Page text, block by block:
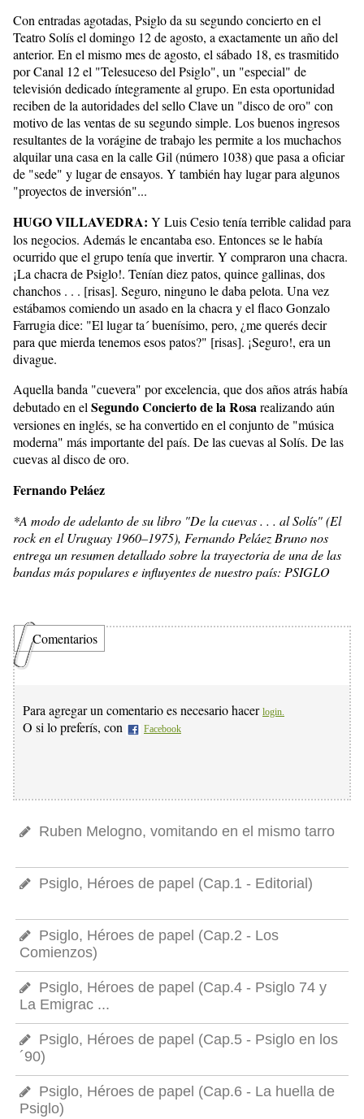
Con entradas agotadas, Psiglo da su segundo concierto en el
Teatro Solís el domingo 12 de agosto, a exactamente un año del
anterior. En el mismo mes de agosto, el sábado 18, es trasmitido
por Canal 12 el "Telesuceso del Psiglo", un "especial" de
televisión dedicado íntegramente al grupo. En esta oportunidad
reciben de la autoridades del sello Clave un "disco de oro" con
motivo de las ventas de su segundo simple. Los buenos ingresos
resultantes de la vorágine de trabajo les permite a los muchachos
alquilar una casa en la calle Gil (número 1038) que pasa a oficiar
de "sede" y lugar de ensayos. Y también hay lugar para algunos
"proyectos de inversión"...
HUGO VILLAVEDRA: Y Luis Cesio tenía terrible calidad para
los negocios. Además le encantaba eso. Entonces se le había
ocurrido que el grupo tenía que invertir. Y compraron una chacra.
¡La chacra de Psiglo!. Tenían diez patos, quince gallinas, dos
chanchos . . . [risas]. Seguro, ninguno le daba pelota. Una vez
estábamos comiendo un asado en la chacra y el flaco Gonzalo
Farrugia dice: "El lugar ta´ buenísimo, pero, ¿me querés decir
para que mierda tenemos esos patos?" [risas]. ¡Seguro!, era un
divague.
Aquella banda "cuevera" por excelencia, que dos años atrás había
debutado en elSegundo Concierto de la Rosarealizando aún
versiones en inglés, se ha convertido en el conjunto de "música
moderna" más importante del país. De las cuevas al Solís. De las
cuevas al disco de oro.
Fernando Peláez
*A modo de adelanto de su libro "De la cuevas . . . al Solís" (El
rock en el Uruguay 1960–1975), Fernando Peláez Bruno nos
entrega un resumen detallado sobre la trayectoria de una de las
bandas más populares e influyentes de nuestro país: PSIGLO
Comentarios
Para agregar un comentario es necesario hacer login.
O si lo preferís, con Facebook
Ruben Melogno, vomitando en el mismo tarro
Psiglo, Héroes de papel (Cap.1 - Editorial)
Psiglo, Héroes de papel (Cap.2 - Los
Comienzos)
Psiglo, Héroes de papel (Cap.4 - Psiglo 74 y
La Emigrac ...
Psiglo, Héroes de papel (Cap.5 - Psiglo en los
´90)
Psiglo, Héroes de papel (Cap.6 - La huella de
Psiglo)